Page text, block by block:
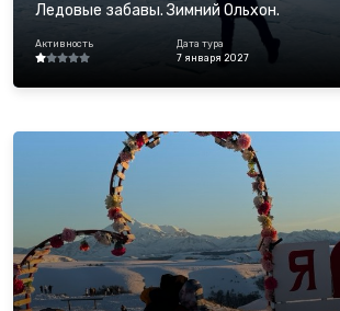
Ледовые забавы. Зимний Ольхон.
Активность
Дата тура
7 января 2027